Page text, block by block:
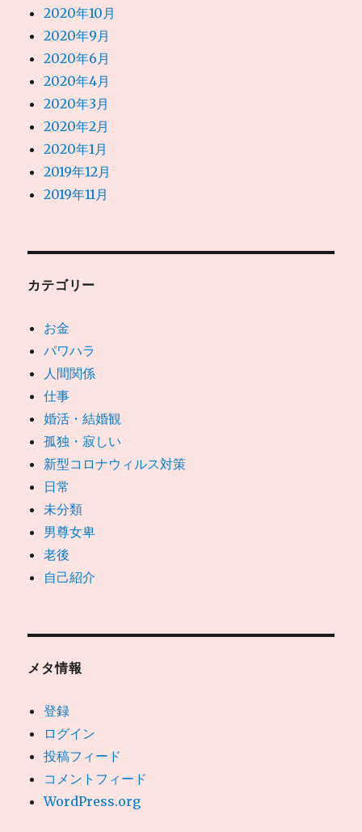
2020年10月
2020年9月
2020年6月
2020年4月
2020年3月
2020年2月
2020年1月
2019年12月
2019年11月
カテゴリー
お金
パワハラ
人間関係
仕事
婚活・結婚観
孤独・寂しい
新型コロナウィルス対策
日常
未分類
男尊女卑
老後
自己紹介
メタ情報
登録
ログイン
投稿フィード
コメントフィード
WordPress.org